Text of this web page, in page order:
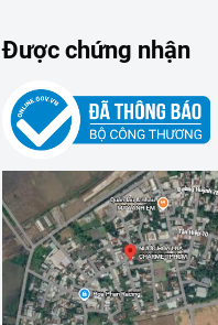
Được chứng nhận